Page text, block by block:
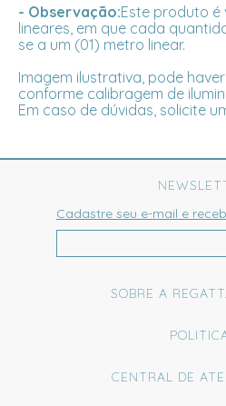
- Observação:Este produto é
lineares, em que cada
se a um (01) metro linear.
Imagem ilustrativa, pode
conforme calibragem de
Em caso de dúvidas, solicite
SOBRE A
CENTRAL DE
Cadastre seu e-mail e